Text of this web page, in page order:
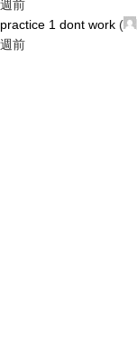
週前
practice 1 dont work (
週前